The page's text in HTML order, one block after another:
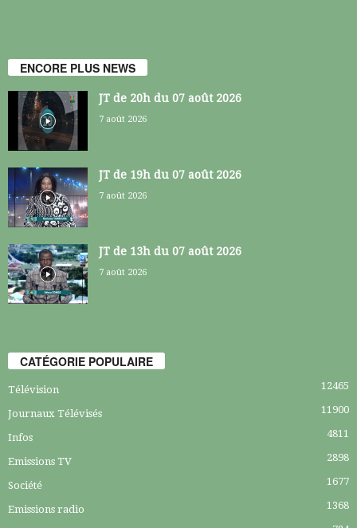
ENCORE PLUS NEWS
JT de 20h du 07 août 2026
7 août 2026
JT de 19h du 07 août 2026
7 août 2026
JT de 13h du 07 août 2026
7 août 2026
CATÉGORIE POPULAIRE
Télévision 12465
Journaux Télévisés 11900
Infos 4811
Emissions TV 2898
Société 1677
Emissions radio 1368